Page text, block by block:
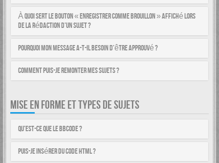
À quoi sert le bouton « Enregistrer comme brouillon » affiché lors
de la rédaction d’un sujet ?
Pourquoi mon message a-t-il besoin d’être approuvé ?
Comment puis-je remonter mes sujets ?
MISE EN FORME ET TYPES DE SUJETS
Qu’est-ce que le BBCode ?
Puis-je insérer du code HTML ?